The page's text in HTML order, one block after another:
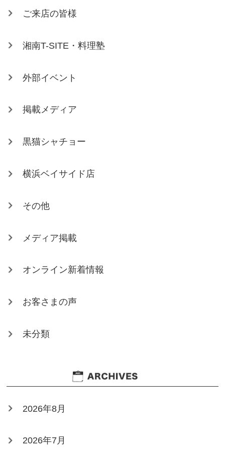
ご来店の皆様
湘南T-SITE・料理塾
外部イベント
掲載メディア
黒猫シャチョー
横浜ベイサイド店
その他
メディア掲載
オンライン新着情報
お客さまの声
未分類
2026年8月
2026年7月